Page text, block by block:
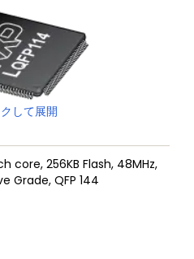
して展開
core, 256KB Flash, 48MHz,
Grade, QFP 144